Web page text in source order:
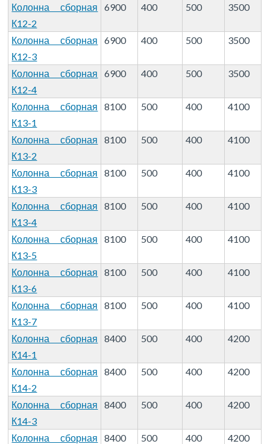
Колонна сборная
К12-2
6900 400 500 3500
Колонна сборная
К12-3
6900 400 500 3500
Колонна сборная
К12-4
6900 400 500 3500
Колонна сборная
К13-1
8100 500 400 4100
Колонна сборная
К13-2
8100 500 400 4100
Колонна сборная
К13-3
8100 500 400 4100
Колонна сборная
К13-4
8100 500 400 4100
Колонна сборная
К13-5
8100 500 400 4100
Колонна сборная
К13-6
8100 500 400 4100
Колонна сборная
К13-7
8100 500 400 4100
Колонна сборная
К14-1
8400 500 400 4200
Колонна сборная
К14-2
8400 500 400 4200
Колонна сборная
К14-3
8400 500 400 4200
Колонна сборная 8400 500 400 4200